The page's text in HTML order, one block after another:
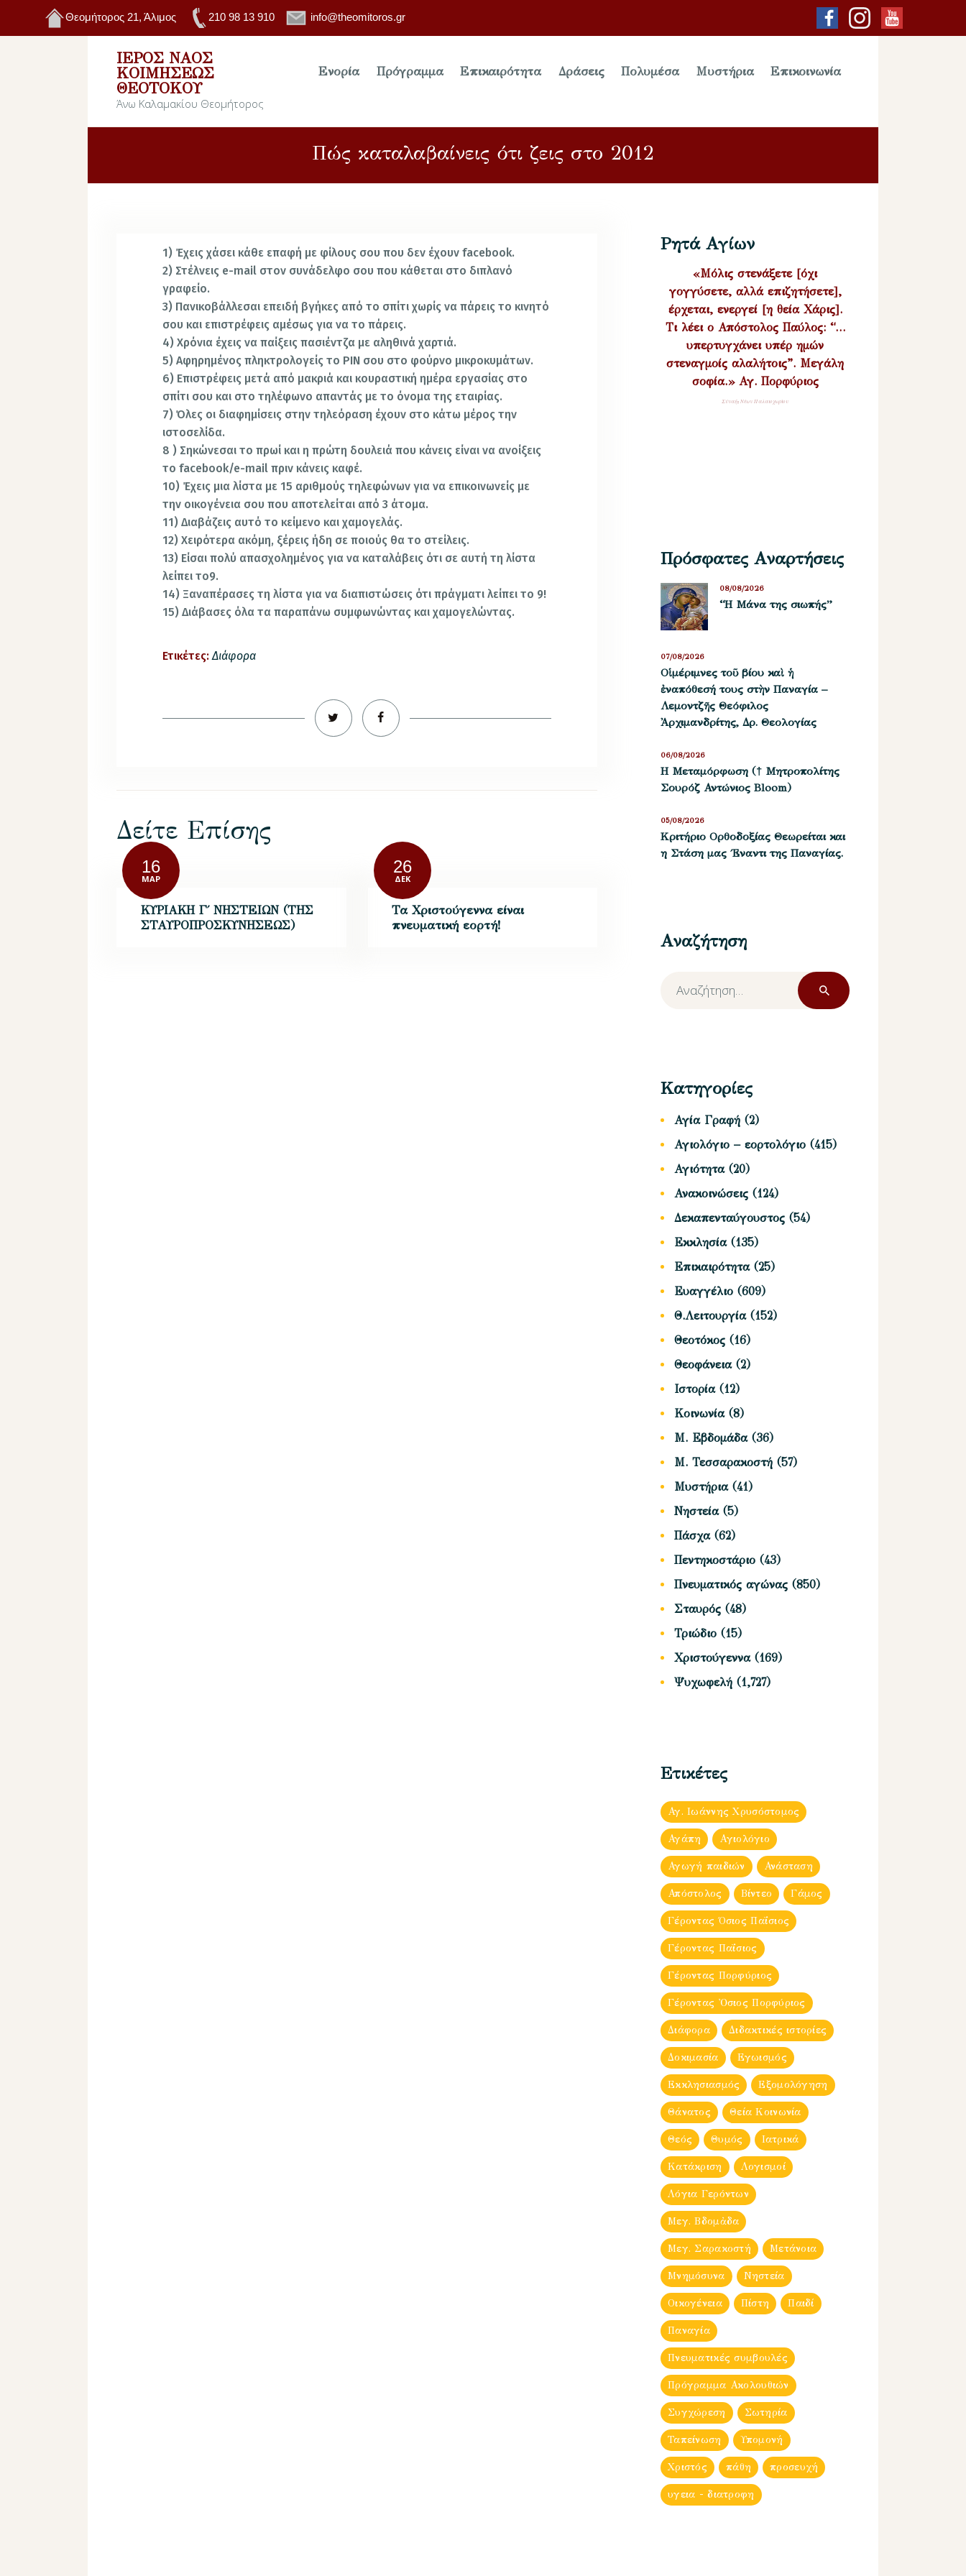
Θεομήτορος 21, Άλιμος 210 98 13 910 info@theomitoros.gr
ΙΕΡΌΣ ΝΑΌΣ
ΚΟΙΜΉΣΕΩΣ
ΘΕΟΤΌΚΟΥ
Άνω Καλαμακίου Θεομήτορος
Ενορία Πρόγραμμα Επικαιρότητα Δράσεις Πολυμέσα Μυστήρια Επικοινωνία
Πώς καταλαβαίνεις ότι ζεις στο 2012
1) Έχεις χάσει κάθε επαφή με φίλους σου που δεν έχουν facebook.
2) Στέλνεις e-mail στον συνάδελφο σου που κάθεται στο διπλανό
γραφείο.
3) Πανικοβάλλεσαι επειδή βγήκες από το σπίτι χωρίς να πάρεις το κινητό
σου και επιστρέφεις αμέσως για να το πάρεις.
4) Χρόνια έχεις να παίξεις πασιέντζα με αληθινά χαρτιά.
5) Αφηρημένος πληκτρολογείς το PIN σου στο φούρνο μικροκυμάτων.
6) Επιστρέφεις μετά από μακριά και κουραστική ημέρα εργασίας στο
σπίτι σου και στο τηλέφωνο απαντάς με το όνομα της εταιρίας.
7) Όλες οι διαφημίσεις στην τηλεόραση έχουν στο κάτω μέρος την
ιστοσελίδα.
8 ) Σηκώνεσαι το πρωί και η πρώτη δουλειά που κάνεις είναι να ανοίξεις
το facebook/e-mail πριν κάνεις καφέ.
10) Έχεις μια λίστα με 15 αριθμούς τηλεφώνων για να επικοινωνείς με
την οικογένεια σου που αποτελείται από 3 άτομα.
11) Διαβάζεις αυτό το κείμενο και χαμογελάς.
12) Χειρότερα ακόμη, ξέρεις ήδη σε ποιούς θα το στείλεις.
13) Είσαι πολύ απασχολημένος για να καταλάβεις ότι σε αυτή τη λίστα
λείπει το9.
14) Ξαναπέρασες τη λίστα για να διαπιστώσεις ότι πράγματι λείπει το 9!
15) Διάβασες όλα τα παραπάνω συμφωνώντας και χαμογελώντας.
Ετικέτες: Διάφορα
Δείτε Επίσης
16
ΜΑΡ
ΚΥΡΙΑΚΗ Γ΄ ΝΗΣΤΕΙΩΝ (ΤΗΣ
ΣΤΑΥΡΟΠΡΟΣΚΥΝΗΣΕΩΣ)
26
ΔΕΚ
Τα Χριστούγεννα είναι
πνευματική εορτή!
Ρητά Αγίων
«Μόλις στενάξετε [όχι
γογγύσετε, αλλά επιζητήσετε],
έρχεται, ενεργεί [η θεία Χάρις].
Τι λέει ο Απόστολος Παύλος: “…
υπερτυγχάνει υπέρ ημών
στεναγμοίς αλαλήτοις”. Μεγάλη
σοφία.» Αγ. Πορφύριος
Σύναξη Νέων Παλαιοχωρίου
Πρόσφατες Αναρτήσεις
“Η Μάνα της σιωπής”
08/08/2026
Οἱ μέριμνες τοῦ βίου καὶ ἡ
ἐναπόθεσή τους στὴν Παναγία –
Λεμοντζῆς Θεόφιλος
Ἀρχιμανδρίτης, Δρ. Θεολογίας
07/08/2026
Η Μεταμόρφωση († Μητροπολίτης
Σουρόζ Αντώνιος Bloom)
06/08/2026
Kριτήριο Oρθοδοξίας Θεωρείται και
η Στάση μας ΄Εναντι της Παναγίας.
05/08/2026
Αναζήτηση
Αναζήτηση
για:
Κατηγορίες
Αγία Γραφή (2)
Αγιολόγιο – εορτολόγιο (415)
Αγιότητα(20)
Ανακοινώσεις (124)
Δεκαπενταύγουστος (54)
Εκκλησία(135)
Επικαιρότητα(25)
Ευαγγέλιο (609)
Θ.Λειτουργία(152)
Θεοτόκος (16)
Θεοφάνεια(2)
Ιστορία(12)
Κοινωνία(8)
Μ. Εβδομάδα(36)
Μ. Τεσσαρακοστή (57)
Μυστήρια(41)
Νηστεία(5)
Πάσχα(62)
Πεντηκοστάριο (43)
Πνευματικός αγώνας (850)
Σταυρός (48)
Τριώδιο (15)
Χριστούγεννα(169)
Ψυχωφελή (1,727)
Ετικέτες
Αγ. Ιωάννης Χρυσόστομος
Αγάπη Αγιολόγιο
Αγωγή παιδιών Ανάσταση
Απόστολος Βίντεο Γάμος
Γέροντας Όσιος Παΐσιος
Γέροντας Παΐσιος
Γέροντας Πορφύριος
Γέροντας Ὀσιος Πορφύριος
Διάφορα Διδακτικές ιστορίες
Δοκιμασία Εγωισμός
Εκκλησιασμός Εξομολόγηση
Θάνατος Θεία Κοινωνία
Θεός Θυμός Ιατρικά
Κατάκριση Λογισμοί
Λόγια Γερόντων
Μεγ. Βδομἀδα
Μεγ. Σαρακοστή Μετάνοια
Μνημόσυνα Νηστεία
Οικογένεια Πίστη Παιδί
Παναγία
Πνευματικές συμβουλές
Πρόγραμμα Ακολουθιών
Συγχώρεση Σωτηρία
Ταπείνωση Υπομονή
Χριστός πάθη προσευχή
υγεια - διατροφη